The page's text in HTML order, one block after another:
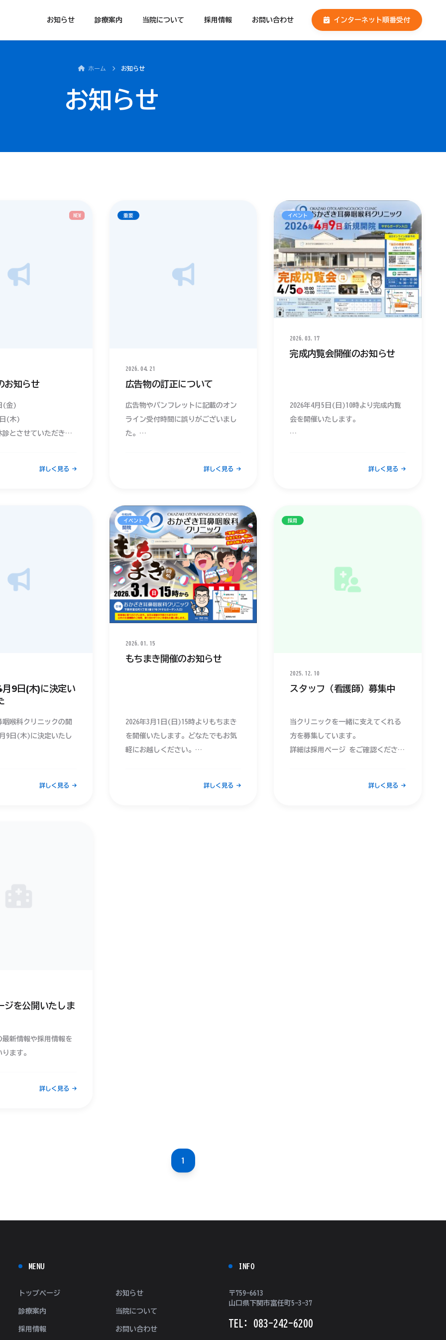
お知らせ 診療案内 当院について 採用情報 お問い合わせ インターネット順番受付
ホーム お知らせ
お知らせ
NEW
お知らせ
(金)
(木)
診とさせていただきま
詳しく見る
重要
2026.04.21
広告物の訂正について
広告物やパンフレットに記載のオン
ライン受付時間に誤りがございまし
た。
ます。
詳しく見る
イベント
2026.03.17
完成内覧会開催のお知らせ
2026年4月5日(日)10時より完成内覧
会を開催いたします。
どなたでもお気軽にお越しくださ
※雨天等の影響により、内容が一部
願いいたします。
詳しく見る
9日(木)に決定い
咽喉科クリニックの開
9日(木)に決定いたし
詳しく見る
イベント
2026.01.15
もちまき開催のお知らせ
2026年3月1日(日)15時よりもちまき
を開催いたします。どなたでもお気
軽にお越しください。
詳しく見る
採用
2025.12.10
スタッフ（看護師）募集中
当クリニックを一緒に支えてくれる
方を募集しています。
詳細は採用ページ をご確認くださ
詳しく見る
ジを公開いたしま
最新情報や採用情報を
ます。
詳しく見る
1
MENU
トップページ お知らせ
診療案内 当院について
採用情報 お問い合わせ
INFO
〒759-6613
山口県下関市富任町5-3-37
TEL: 083-242-6200